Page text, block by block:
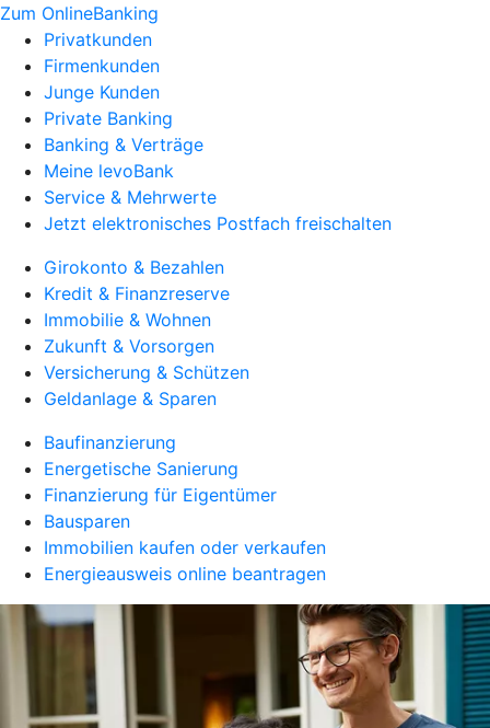
Zum OnlineBanking
Privatkunden
Firmenkunden
Junge Kunden
Private Banking
Banking & Verträge
Meine levoBank
Service & Mehrwerte
Jetzt elektronisches Postfach freischalten
Girokonto & Bezahlen
Kredit & Finanzreserve
Immobilie & Wohnen
Zukunft & Vorsorgen
Versicherung & Schützen
Geldanlage & Sparen
Baufinanzierung
Energetische Sanierung
Finanzierung für Eigentümer
Bausparen
Immobilien kaufen oder verkaufen
Energieausweis online beantragen